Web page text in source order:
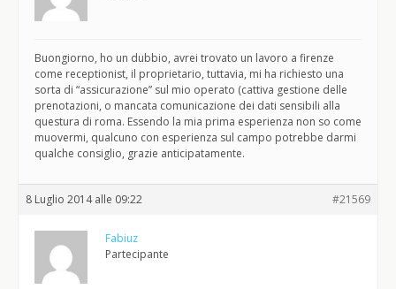
Buongiorno, ho un dubbio, avrei trovato un lavoro a firenze
come receptionist, il proprietario, tuttavia, mi ha richiesto una
sorta di “assicurazione” sul mio operato (cattiva gestione delle
prenotazioni, o mancata comunicazione dei dati sensibili alla
questura di roma. Essendo la mia prima esperienza non so come
muovermi, qualcuno con esperienza sul campo potrebbe darmi
qualche consiglio, grazie anticipatamente.
8 Luglio 2014 alle 09:22 #21569
Fabiuz
Partecipante